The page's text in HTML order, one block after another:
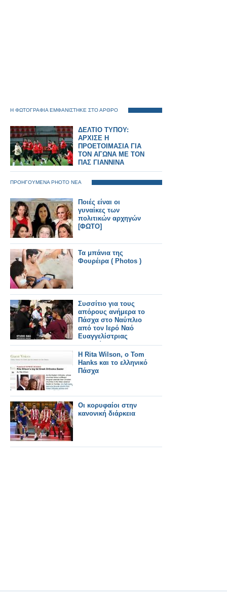
Η ΦΩΤΟΓΡΑΦΙΑ ΕΜΦΑΝΙΣΤΗΚΕ ΣΤΟ ΑΡΘΡΟ
ΔΕΛΤΙΟ ΤΥΠΟΥ:
ΑΡΧΙΣΕ Η
ΠΡΟΕΤΟΙΜΑΣΙΑ ΓΙΑ
ΤΟΝ ΑΓΩΝΑ ΜΕ ΤΟΝ
ΠΑΣ ΓΙΑΝΝΙΝΑ
ΠΡΟΗΓΟΥΜΕΝΑ PHOTO ΝΕΑ
Ποιές είναι οι
γυναίκες των
πολιτικών αρχηγών
[ΦΩΤΟ]
Τα μπάνια της
Φουρέιρα ( Photos )
Συσσίτιο για τους
απόρους ανήμερα το
Πάσχα στο Ναύπλιο
από τον Ιερό Ναό
Ευαγγελίστριας
Ναυπλίου
Η Rita Wilson, ο Tom
Hanks και το ελληνικό
Πάσχα
Οι κορυφαίοι στην
κανονική διάρκεια